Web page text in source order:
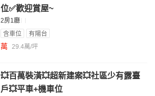
位✅歡迎賞屋~
2房1廳
含車位
有陽台
萬 29.4萬/坪
💥百萬裝潢💥超新建案💥社區少有露臺
戶💥平車+機車位